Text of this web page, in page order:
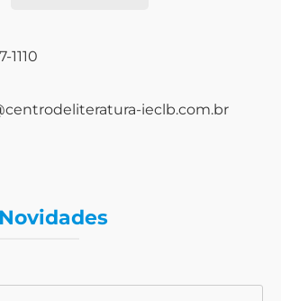
1110
ieclb.com.br